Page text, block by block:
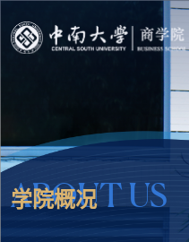
ABOUT US
学院概况